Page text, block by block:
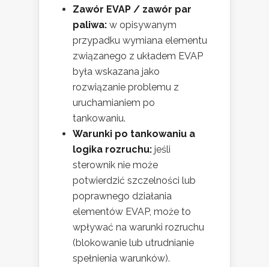
Zawór EVAP / zawór par
paliwa: w opisywanym
przypadku wymiana elementu
związanego z układem EVAP
była wskazana jako
rozwiązanie problemu z
uruchamianiem po
tankowaniu.
Warunki po tankowaniu a
logika rozruchu: jeśli
sterownik nie może
potwierdzić szczelności lub
poprawnego działania
elementów EVAP, może to
wpływać na warunki rozruchu
(blokowanie lub utrudnianie
spełnienia warunków).